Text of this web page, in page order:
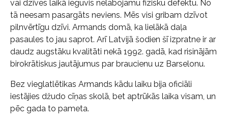
vai dzīves laikā ieguvis nelabojamu fizisku defektu. No
tā neesam pasargāts neviens. Mēs visi gribam dzīvot
pilnvērtīgu dzīvi. Armands domā, ka lielākā daļa
pasaules to jau saprot. Arī Latvijā šodien šī izpratne ir ar
daudz augstāku kvalitāti nekā 1992. gadā, kad risinājām
birokrātiskus jautājumus par braucienu uz Barselonu.
Bez vieglatlētikas Armands kādu laiku bija oficiāli
iestājies džudo cīņas skolā, bet aptrūkās laika visam, un
pēc gada to pameta.